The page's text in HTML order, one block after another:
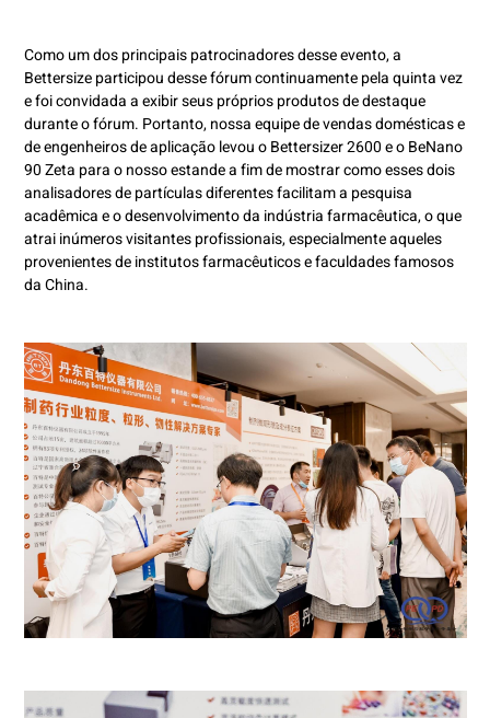
Como um dos principais patrocinadores desse evento, a
Bettersize participou desse fórum continuamente pela quinta vez
e foi convidada a exibir seus próprios produtos de destaque
durante o fórum. Portanto, nossa equipe de vendas domésticas e
de engenheiros de aplicação levou o Bettersizer 2600 e o BeNano
90 Zeta para o nosso estande a fim de mostrar como esses dois
analisadores de partículas diferentes facilitam a pesquisa
acadêmica e o desenvolvimento da indústria farmacêutica, o que
atrai inúmeros visitantes profissionais, especialmente aqueles
provenientes de institutos farmacêuticos e faculdades famosos
da China.